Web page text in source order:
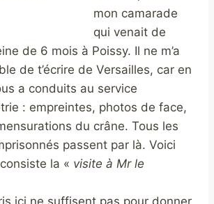
mon camarade
qui venait de
de 6 mois à Poissy. Il ne m’a
de t’écrire de Versailles, car en
a conduits au service
: empreintes, photos de face,
du crâne. Tous les
passent par là. Voici
la « visite à Mr le